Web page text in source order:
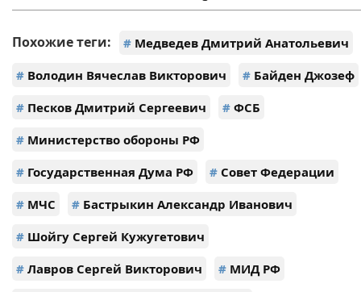
Похожие теги: # Медведев Дмитрий Анатольевич
# Володин Вячеслав Викторович # Байден Джозеф
# Песков Дмитрий Сергеевич # ФСБ
# Министерство обороны РФ
# Государственная Дума РФ # Совет Федерации
# МЧС # Бастрыкин Александр Иванович
# Шойгу Сергей Кужугетович
# Лавров Сергей Викторович # МИД РФ